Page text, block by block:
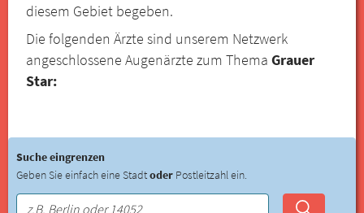
diesem Gebiet begeben.
Die folgenden Ärzte sind unserem Netzwerk
angeschlossene Augenärzte zum ThemaGrauer
Star:
Suche eingrenzen
Geben Sie einfach eine Stadtoder Postleitzahl ein.